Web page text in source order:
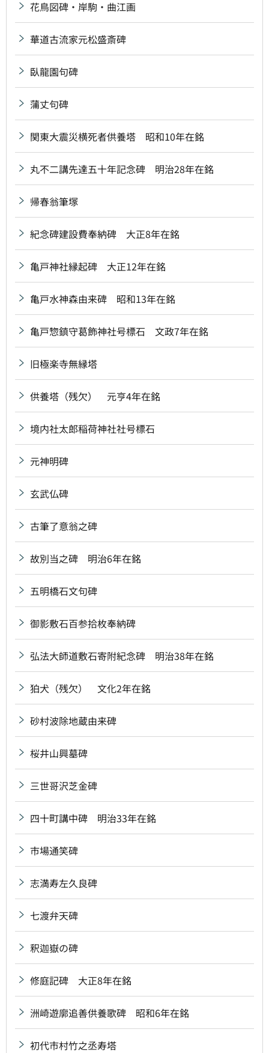
花鳥図碑・岸駒・曲江画
華道古流家元松盛斎碑
臥龍園句碑
蒲丈句碑
関東大震災横死者供養塔 昭和10年在銘
丸不二講先達五十年記念碑 明治28年在銘
帰春翁筆塚
紀念碑建設費奉納碑 大正8年在銘
亀戸神社縁起碑 大正12年在銘
亀戸水神森由来碑 昭和13年在銘
亀戸惣鎮守葛飾神社号標石 文政7年在銘
旧極楽寺無縁塔
供養塔（残欠） 元亨4年在銘
境内社太郎稲荷神社社号標石
元神明碑
玄武仏碑
古筆了意翁之碑
故別当之碑 明治6年在銘
五明橋石文句碑
御影敷石百参拾枚奉納碑
弘法大師道敷石寄附紀念碑 明治38年在銘
狛犬（残欠） 文化2年在銘
砂村波除地蔵由来碑
桜井山興墓碑
三世哥沢芝金碑
四十町講中碑 明治33年在銘
市場通笑碑
志満寿左久良碑
七渡弁天碑
釈迦嶽の碑
修庭記碑 大正8年在銘
洲崎遊廓追善供養歌碑 昭和6年在銘
初代市村竹之丞寿塔